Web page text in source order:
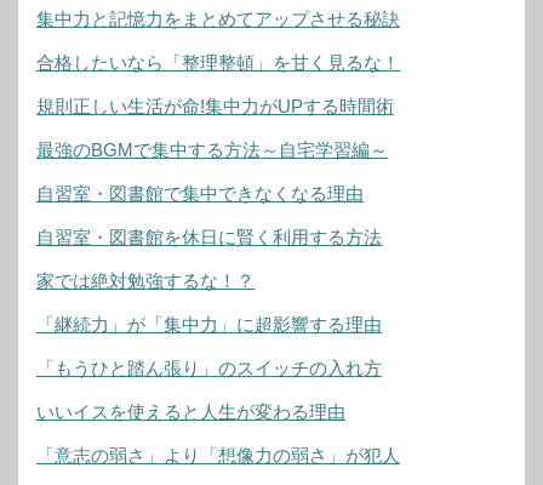
集中力と記憶力をまとめてアップさせる秘訣
合格したいなら「整理整頓」を甘く見るな！
規則正しい生活が命!集中力がUPする時間術
最強のBGMで集中する方法～自宅学習編～
自習室・図書館で集中できなくなる理由
自習室・図書館を休日に賢く利用する方法
家では絶対勉強するな！？
「継続力」が「集中力」に超影響する理由
「もうひと踏ん張り」のスイッチの入れ方
いいイスを使えると人生が変わる理由
「意志の弱さ」より「想像力の弱さ」が犯人